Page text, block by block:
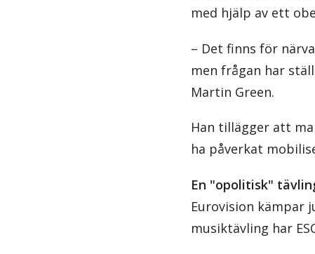
med hjälp av ett
– Det finns för
men frågan har
Martin Green.
Han tillägger att
ha påverkat
En "opolitisk"
Eurovision kämpar
musiktävling har